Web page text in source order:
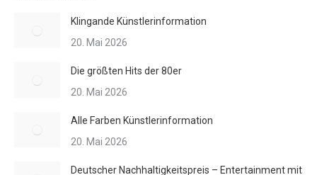
Klingande Künstlerinformation
20. Mai 2026
Die größten Hits der 80er
20. Mai 2026
Alle Farben Künstlerinformation
20. Mai 2026
Deutscher Nachhaltigkeitspreis – Entertainment mit